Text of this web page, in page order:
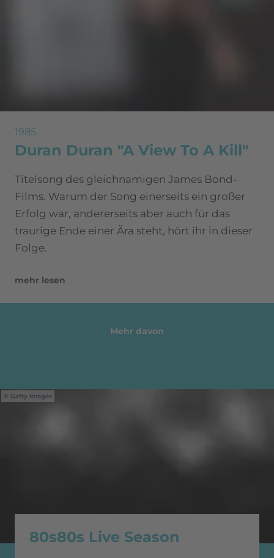
1985
Duran Duran "A View To A Kill"
Titelsong des gleichnamigen James Bond-
Films. Warum der Song einerseits ein großer
Erfolg war, andererseits aber auch für das
traurige Ende einer Ära steht, hört ihr in dieser
Folge.
mehr lesen
Mehr davon
Getty Images
80s80s Live Season